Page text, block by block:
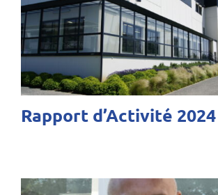
Rapport d’Activité 2024